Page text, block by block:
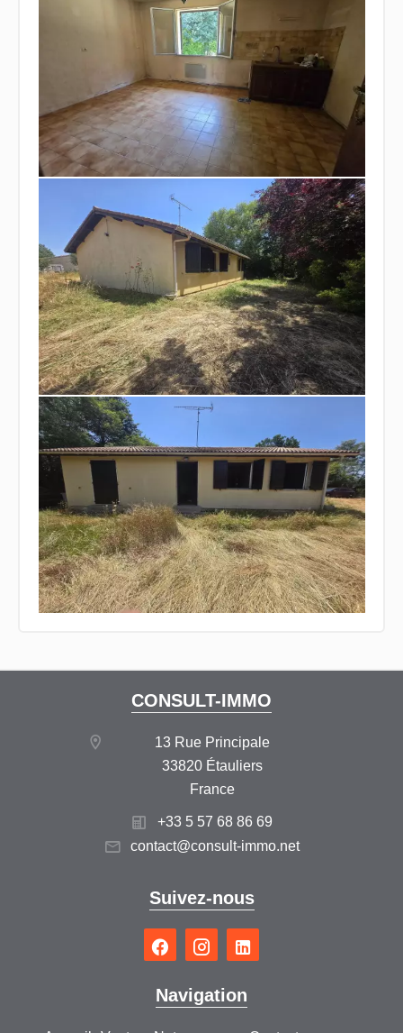
CONSULT-IMMO
13 Rue Principale
33820 Étauliers
France
+33 5 57 68 86 69
contact@consult-immo.net
Suivez-nous
Navigation